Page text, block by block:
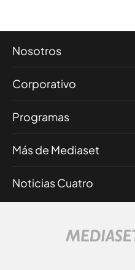
Nosotros
Corporativo
Programas
Más de Mediaset
Noticias Cuatro